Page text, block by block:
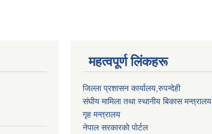
महत्वपूर्ण लिंकहरू
जिल्ला प्रशासन कार्यालय,रुपन्देही
संघीय मामिला तथा स्थानीय बिकास मन्त्रालय
गृह मन्त्रालय
नेपाल सरकारको पोर्टल